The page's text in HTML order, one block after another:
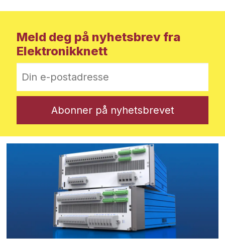
Meld deg på nyhetsbrev fra
Elektronikknett